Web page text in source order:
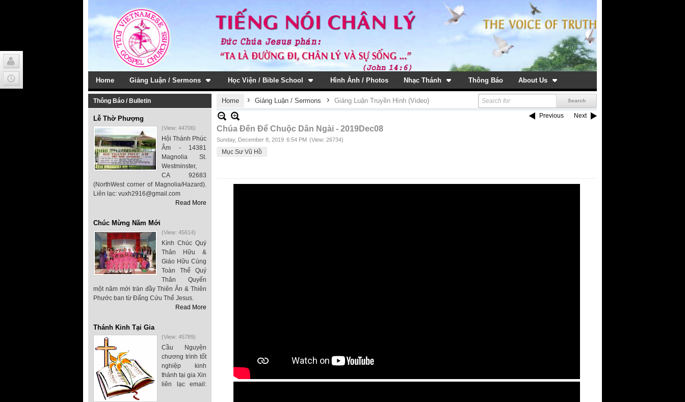
Home Giảng Luận / Sermons Học Viện / Bible School Hình Ảnh / Photos Nhạc Thánh Thông Báo About Us
Thông Báo / Bulletin
Lễ Thờ Phượng
(View: 44706)
Hội Thánh Phúc
Âm - 14381
Magnolia St.
Westminster,
CA 92683
(NorthWest corner of Magnolia/Hazard).
Liên lạc: vuxh2916@gmail.com
Read More
Chúc Mừng Năm Mới
(View: 45614)
Kính Chúc Quý
Thân Hữu &
Giáo Hữu Cùng
Toàn Thể Quý
Thân Quyến
một năm mới tràn đầy Thiên Ân & Thiên
Phước ban từ Đấng Cứu Thế Jesus.
Read More
Thánh Kinh Tại Gia
(View: 45789)
Cầu Nguyện
chương trình tốt
nghiệp kinh
thánh tại gia Xin
liên lạc email:
Home › Giảng Luận / Sermons › Giảng Luận Truyền Hình (Video)
Previous Next
Chúa Đến Để Chuộc Dân Ngài - 2019Dec08
Sunday, December 8, 2019 6:54 PM (View: 26734)
Mục Sư Vũ Hồ